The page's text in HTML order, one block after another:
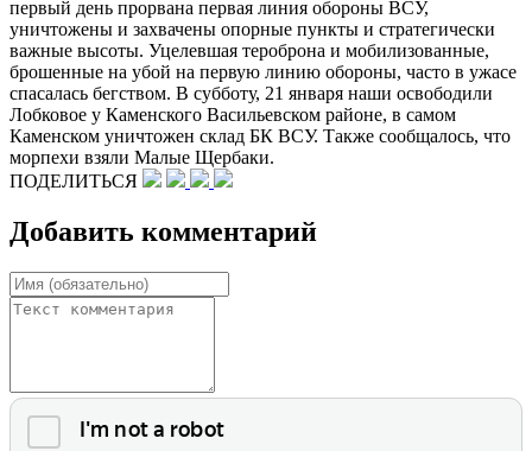
первый день прорвана первая линия обороны ВСУ,
уничтожены и захвачены опорные пункты и стратегически
важные высоты. Уцелевшая тероброна и мобилизованные,
брошенные на убой на первую линию обороны, часто в ужасе
спасалась бегством. В субботу, 21 января наши освободили
Лобковое у Каменского Васильевском районе, в самом
Каменском уничтожен склад БК ВСУ. Также сообщалось, что
морпехи взяли Малые Щербаки.
ПОДЕЛИТЬСЯ
Добавить комментарий